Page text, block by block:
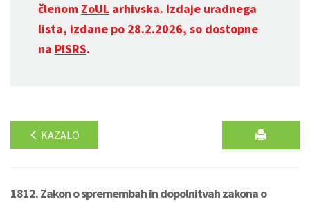
členom ZoUL arhivska. Izdaje uradnega
lista, izdane po 28.2.2026, so dostopne
na PISRS.
KAZALO
1812. Zakon o spremembah in dopolnitvah zakona o